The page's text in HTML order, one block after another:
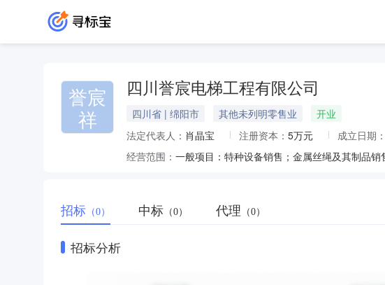
誉宸
祥
四川誉宸电梯工程有限公司
四川省 | 绵阳市 其他未列明零售业
开业
法定代表人： 肖晶宝 注册资本： 5万元 成立日期：
经营范围：
招标 （0） 中标 （0） 代理 （0）
招标分析